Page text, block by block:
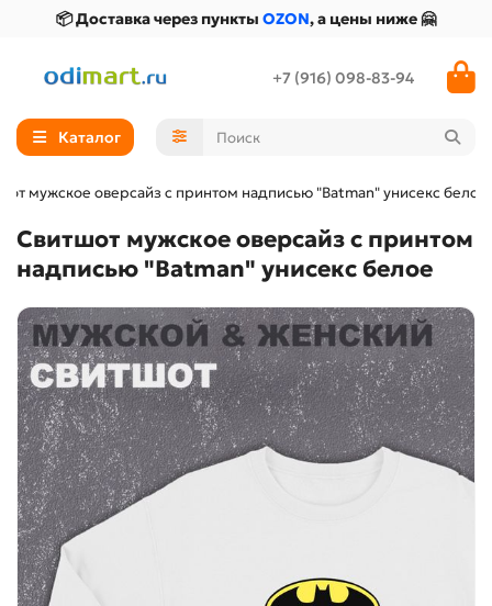
📦 Доставка через пункты OZON, а цены ниже 🤗
+7 (916) 098-83-94
Каталог
мужское оверсайз с принтом надписью "Batman" унисекс белое
Свитшот мужское оверсайз с принтом
надписью "Batman" унисекс белое